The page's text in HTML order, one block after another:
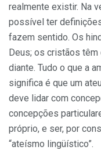
realmente existir. Na
possível ter
fazem sentido. Os
Deus; os cristãos têm
diante. Tudo o que a
significa é que um
deve lidar com
concepções
próprio, e ser, por
“ateísmo lingüístico”.